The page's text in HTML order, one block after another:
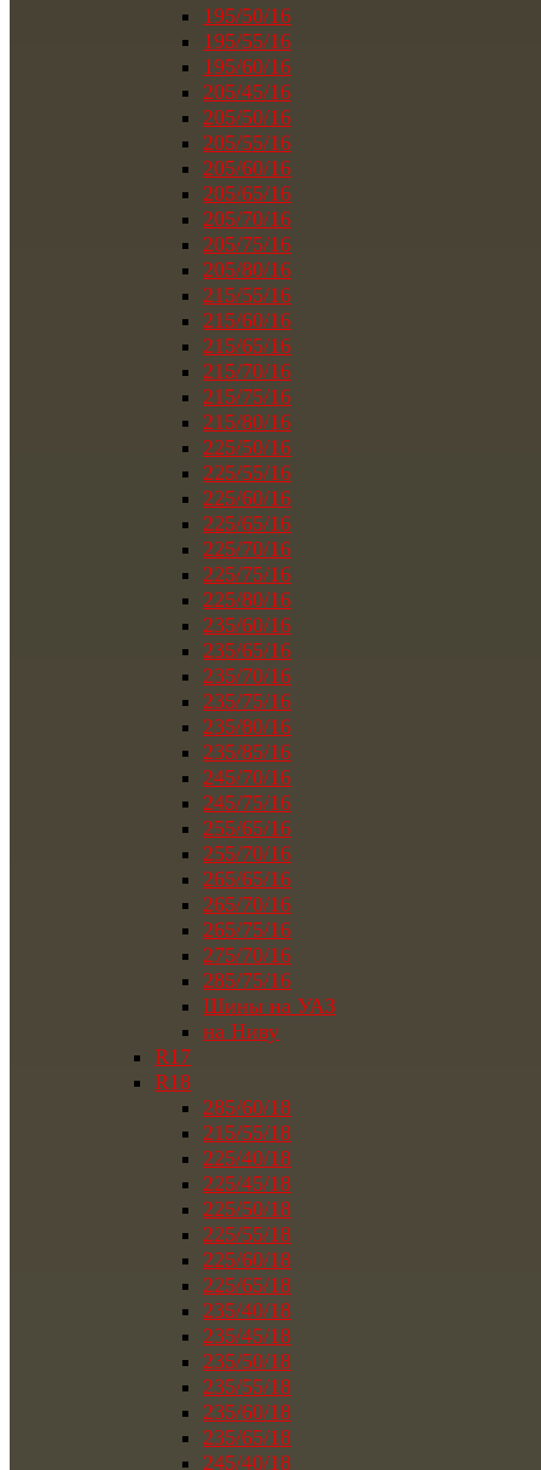
195/50/16
195/55/16
195/60/16
205/45/16
205/50/16
205/55/16
205/60/16
205/65/16
205/70/16
205/75/16
205/80/16
215/55/16
215/60/16
215/65/16
215/70/16
215/75/16
215/80/16
225/50/16
225/55/16
225/60/16
225/65/16
225/70/16
225/75/16
225/80/16
235/60/16
235/65/16
235/70/16
235/75/16
235/80/16
235/85/16
245/70/16
245/75/16
255/65/16
255/70/16
265/65/16
265/70/16
265/75/16
275/70/16
285/75/16
Шины на УАЗ
на Ниву
R17
R18
285/60/18
215/55/18
225/40/18
225/45/18
225/50/18
225/55/18
225/60/18
225/65/18
235/40/18
235/45/18
235/50/18
235/55/18
235/60/18
235/65/18
245/40/18